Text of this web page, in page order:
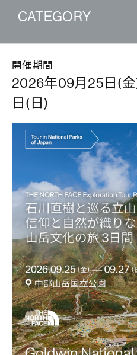
CATEGORY
開催期間
2026年09月25日(
日(日)